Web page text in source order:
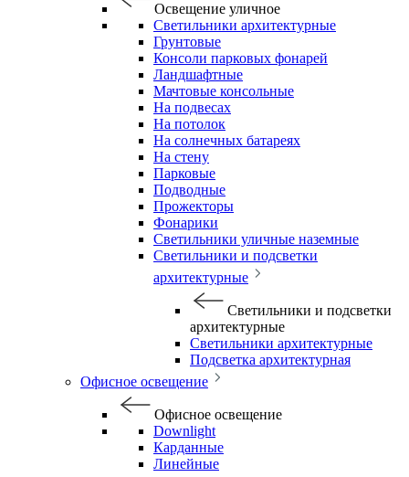
Освещение уличное
Светильники архитектурные
Грунтовые
Консоли парковых фонарей
Ландшафтные
Мачтовые консольные
На подвесах
На потолок
На солнечных батареях
На стену
Парковые
Подводные
Прожекторы
Фонарики
Светильники уличные наземные
Светильники и подсветки
архитектурные
Светильники и подсветки
архитектурные
Светильники архитектурные
Подсветка архитектурная
Офисное освещение
Офисное освещение
Downlight
Карданные
Линейные